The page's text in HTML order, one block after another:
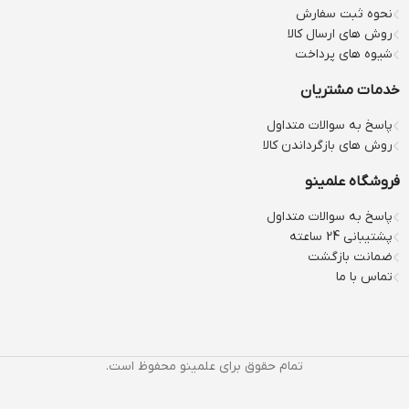
نحوه ثبت سفارش
روش های ارسال کالا
شیوه های پرداخت
خدمات مشتریان
پاسخ به سوالات متداول
روش های بازگرداندن کالا
فروشگاه علمینو
پاسخ به سوالات متداول
پشتیبانی 24 ساعته
ضمانت بازگشت
تماس با ما
تمام حقوق برای علمینو محفوظ است.